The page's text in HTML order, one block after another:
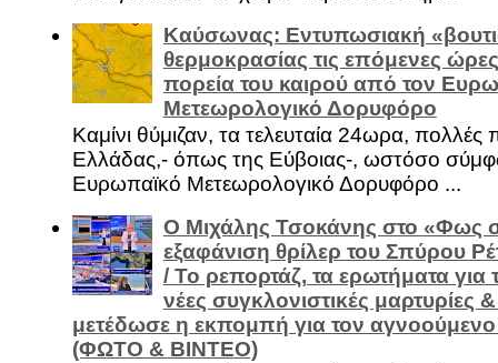
Καύσωνας: Εντυπωσιακή
θερμοκρασίας τις επόμενες
πορεία του καιρού από τον
Μετεωρολογικό Δορυφόρο
Καμίνι θύμιζαν, τα τελευταία 24ωρα, πολλές
Ελλάδας,- όπως της Εύβοιας-, ωστόσο
Ευρωπαϊκό Μετεωρολογικό Δορυφόρο ...
Ο Μιχάλης Τσοκάνης στο «Φως
εξαφάνιση θρίλερ του Σπύρου
/ Το ρεπορτάζ, τα ερωτήματα για
νέες συγκλονιστικές μαρτυρίες
μετέδωσε η εκπομπή για τον αγνοούμενο
(ΦΩΤΟ & ΒΙΝΤΕΟ)